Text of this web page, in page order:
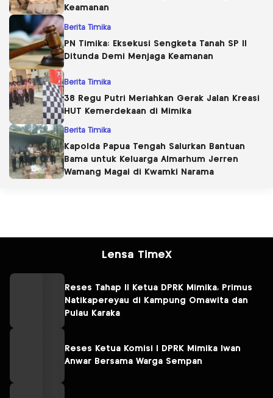
Keamanan
Berita Timika
PN Timika: Eksekusi Sengketa Tanah SP II
Ditunda Demi Menjaga Keamanan
Berita Timika
38 Regu Putri Meriahkan Gerak Jalan Kreasi
HUT Kemerdekaan di Mimika
Berita Timika
Kapolda Papua Tengah Salurkan Bantuan
Bama untuk Keluarga Almarhum Jerren
Wamang Magai di Kwamki Narama
Lensa TimeX
Reses Tahap II Ketua DPRK Mimika, Primus
Natikapereyau di Kampung Omawita dan
Pulau Karaka
Reses Ketua Komisi I DPRK Mimika Iwan
Anwar Bersama Warga Sempan